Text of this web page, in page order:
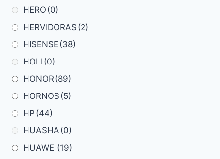
HERO (0)
HERVIDORAS (2)
HISENSE (38)
HOLI (0)
HONOR (89)
HORNOS (5)
HP (44)
HUASHA (0)
HUAWEI (19)